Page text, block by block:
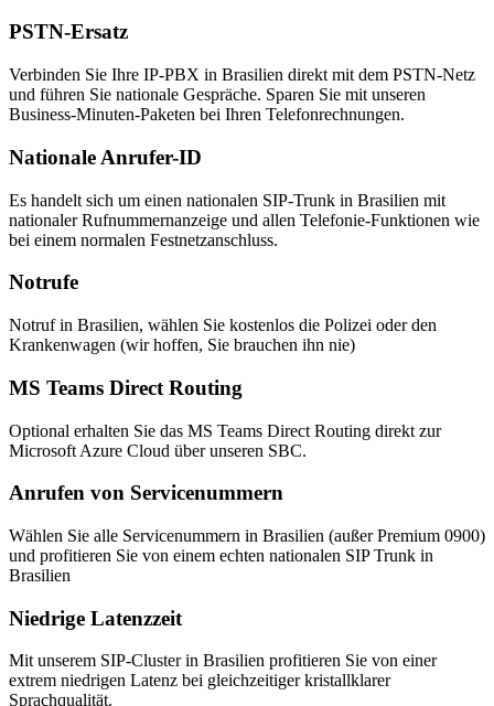
PSTN-Ersatz
Verbinden Sie Ihre IP-PBX in Brasilien direkt mit dem PSTN-Netz
und führen Sie nationale Gespräche. Sparen Sie mit unseren
Business-Minuten-Paketen bei Ihren Telefonrechnungen.
Nationale Anrufer-ID
Es handelt sich um einen nationalen SIP-Trunk in Brasilien mit
nationaler Rufnummernanzeige und allen Telefonie-Funktionen wie
bei einem normalen Festnetzanschluss.
Notrufe
Notruf in Brasilien, wählen Sie kostenlos die Polizei oder den
Krankenwagen (wir hoffen, Sie brauchen ihn nie)
MS Teams Direct Routing
Optional erhalten Sie das MS Teams Direct Routing direkt zur
Microsoft Azure Cloud über unseren SBC.
Anrufen von Servicenummern
Wählen Sie alle Servicenummern in Brasilien (außer Premium 0900)
und profitieren Sie von einem echten nationalen SIP Trunk in
Brasilien
Niedrige Latenzzeit
Mit unserem SIP-Cluster in Brasilien profitieren Sie von einer
extrem niedrigen Latenz bei gleichzeitiger kristallklarer
Sprachqualität.